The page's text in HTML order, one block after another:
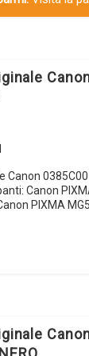
Canon
Canon
PIXMA